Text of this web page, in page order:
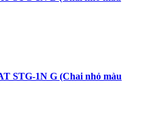
STG-1N G (Chai nhỏ màu